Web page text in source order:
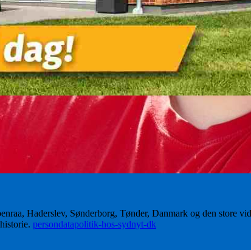
Haderslev, Sønderborg, Tønder, Danmark og den store
persondatapolitik-hos-sydnyt-dk